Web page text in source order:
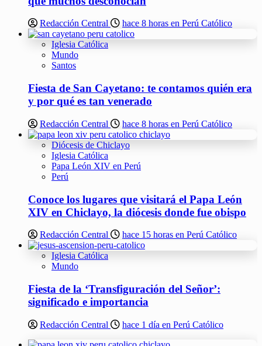
Redacción Central hace 8 horas en Perú Católico
Iglesia Católica
Mundo
Santos
Fiesta de San Cayetano: te contamos quién era
y por qué es tan venerado
Redacción Central hace 8 horas en Perú Católico
Diócesis de Chiclayo
Iglesia Católica
Papa León XIV en Perú
Perú
Conoce los lugares que visitará el Papa León
XIV en Chiclayo, la diócesis donde fue obispo
Redacción Central hace 15 horas en Perú Católico
Iglesia Católica
Mundo
Fiesta de la ‘Transfiguración del Señor’:
significado e importancia
Redacción Central hace 1 día en Perú Católico